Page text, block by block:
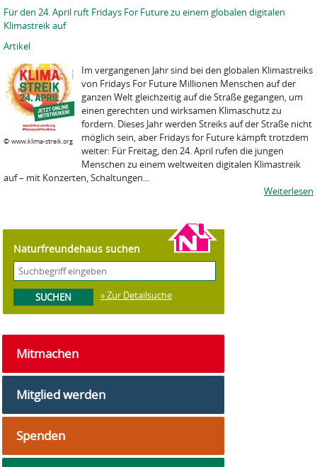
Für den 24. April ruft Fridays For Future zu einem globalen digitalen
Klimastreik auf
Artikel
© www.klima-streik.org
Im vergangenen Jahr sind bei den globalen Klimastreiks
von Fridays For Future Millionen Menschen auf der
ganzen Welt gleichzeitig auf die Straße gegangen, um
einen gerechten und wirksamen Klimaschutz zu
fordern. Dieses Jahr werden Streiks auf der Straße nicht
möglich sein, aber Fridays for Future kämpft trotzdem
weiter: Für Freitag, den 24. April rufen die jungen
Menschen zu einem weltweiten digitalen Klimastreik
auf – mit Konzerten, Schaltungen...
Weiterlesen
Naturfreundehaus suchen
» Zur Detailsuche
Mitmachen
Mitglied werden
Spenden